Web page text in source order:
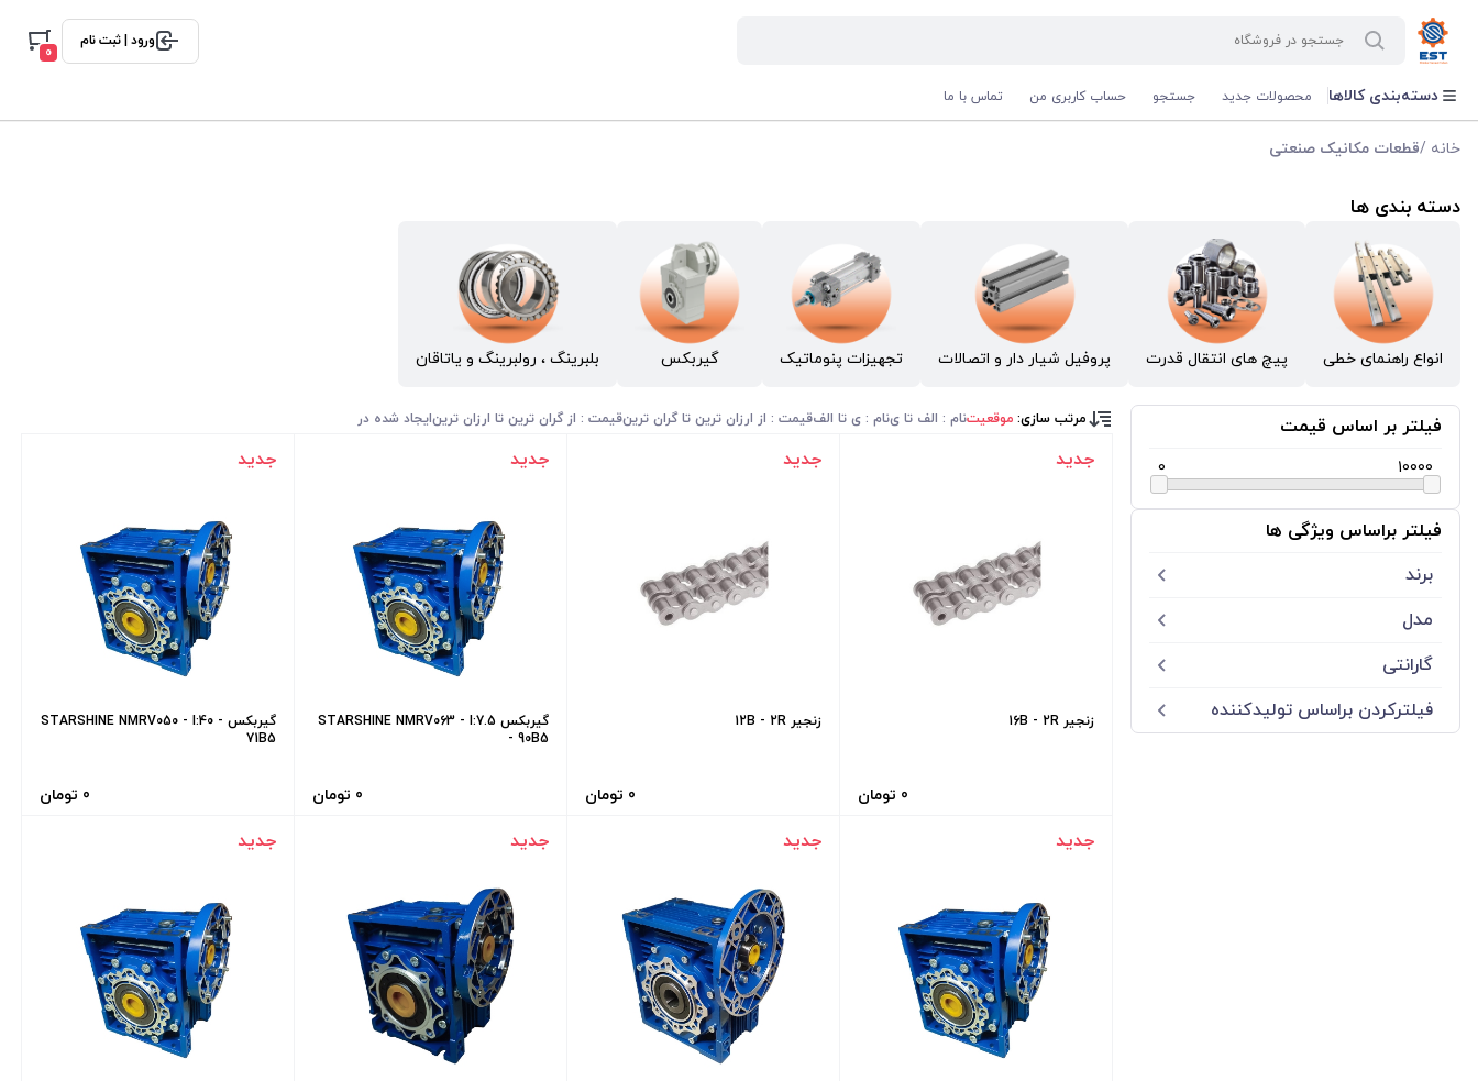
ورود | ثبت نام
0
دسته‌بندی کالاها محصولات جدید جستجو حساب کاربری من تماس با ما
خانه /قطعات مکانیک صنعتی
دسته بندی ها
انواع راهنمای خطی پیچ های انتقال قدرت پروفیل شیار دار و اتصالات تجهیزات پنوماتیک گیربکس بلبرینگ ، رولبرینگ و یاتاقان
فیلتر بر اساس قیمت
0 10000
فیلتر براساس ویژگی ها
برند
مدل
NMRV050
NMRV090
گارانتی
شش ماهه
فیلترکردن براساس تولید‌کننده
مرتب سازی: موقعیتنام : الف تا ینام : ی تا الفقیمت : از ارزان ترین تا گران ترینقیمت : از گران ترین تا ارزان ترینایجاد شده در
جدید
زنجیر 16B - 2R
0 تومان
جدید
زنجیر 12B - 2R
0 تومان
جدید
گیربکس STARSHINE NMRV063 - I:7.5
- 90B5
0 تومان
جدید
گیربکس STARSHINE NMRV050 - I:40 -
71B5
0 تومان
جدید جدید جدید جدید